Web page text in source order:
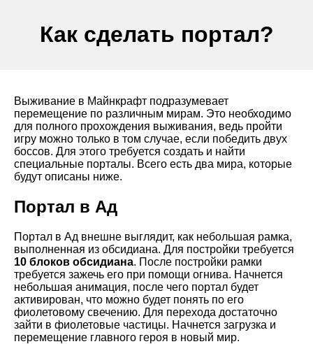
Как сделать портал?
Выживание в Майнкрафт подразумевает
перемещение по различным мирам. Это необходимо
для полного прохождения выживания, ведь пройти
игру можно только в том случае, если победить двух
боссов. Для этого требуется создать и найти
специальные порталы. Всего есть два мира, которые
будут описаны ниже.
Портал в Ад
Портал в Ад внешне выглядит, как небольшая рамка,
выполненная из обсидиана. Для постройки требуется
10 блоков обсидиана. После постройки рамки
требуется зажечь его при помощи огнива. Начнется
небольшая анимация, после чего портал будет
активирован, что можно будет понять по его
фиолетовому свечению. Для перехода достаточно
зайти в фиолетовые частицы. Начнется загрузка и
перемещение главного героя в новый мир.